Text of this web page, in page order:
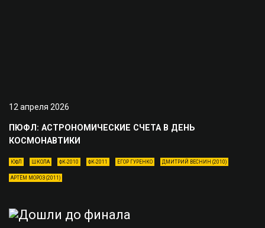
12 апреля 2026
ПЮФЛ: АСТРОНОМИЧЕСКИЕ СЧЕТА В ДЕНЬ
КОСМОНАВТИКИ
ЮФЛ ШКОЛА ФК-2010 ФК-2011 ЕГОР ГУРЕНКО ДМИТРИЙ ВЕСНИН (2010)
АРТЁМ МОРОЗ (2011)